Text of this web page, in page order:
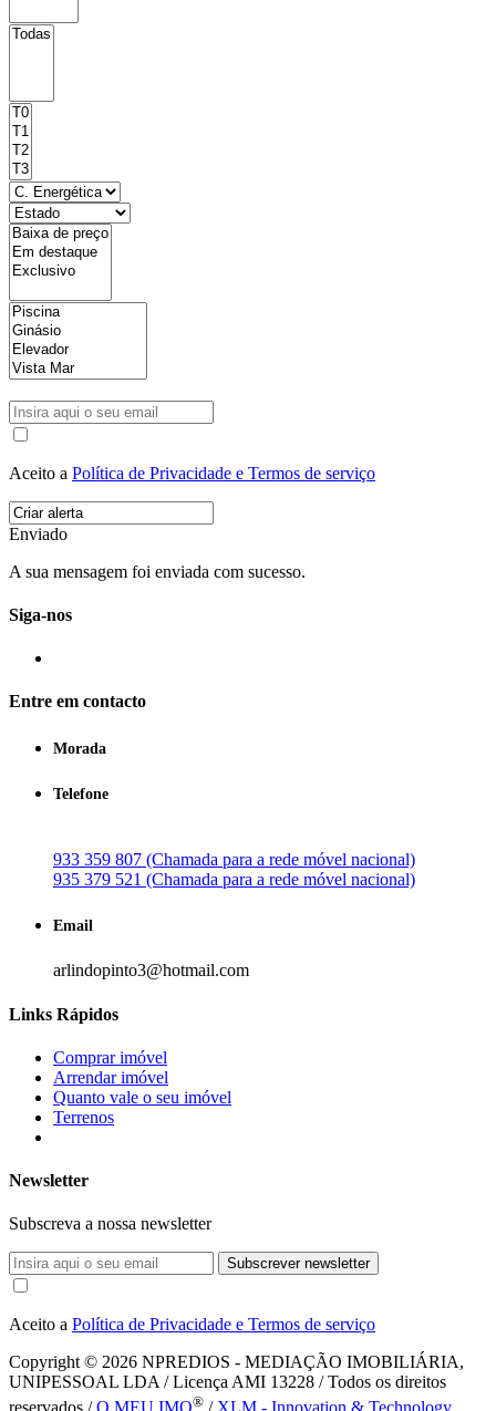
Aceito a Política de Privacidade e Termos de serviço
Enviado
A sua mensagem foi enviada com sucesso.
Siga-nos
Entre em contacto
Morada
Telefone
933 359 807 (Chamada para a rede móvel nacional)
935 379 521 (Chamada para a rede móvel nacional)
Email
arlindopinto3@hotmail.com
Links Rápidos
Comprar imóvel
Arrendar imóvel
Quanto vale o seu imóvel
Terrenos
Newsletter
Subscreva a nossa newsletter
Subscrever newsletter
Aceito a Política de Privacidade e Termos de serviço
Copyright © 2026 NPREDIOS - MEDIAÇÃO IMOBILIÁRIA,
UNIPESSOAL LDA / Licença AMI 13228 / Todos os direitos
reservados /O MEU IMO® / XLM - Innovation & Technology